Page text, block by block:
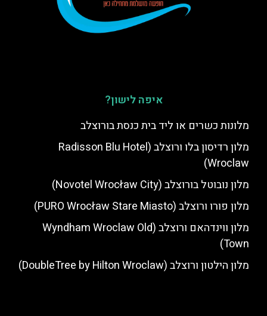
איפה לישון?
מלונות כשרים או ליד בית כנסת בורוצלב
מלון רדיסון בלו ורוצלב (Radisson Blu Hotel
Wroclaw)
מלון נובוטל בורוצלב (Novotel Wrocław City)
מלון פורו ורוצלב (PURO Wrocław Stare Miasto)
מלון ווינדהאם ורוצלב (Wyndham Wroclaw Old
Town)
מלון הילטון ורוצלב (DoubleTree by Hilton Wroclaw)